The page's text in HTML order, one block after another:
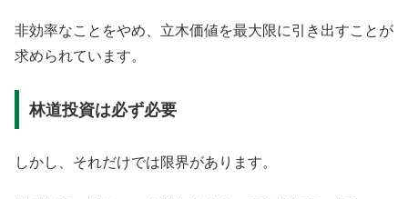
非効率なことをやめ、立木価値を最大限に引き出すことが
求められています。
林道投資は必ず必要
しかし、それだけでは限界があります。